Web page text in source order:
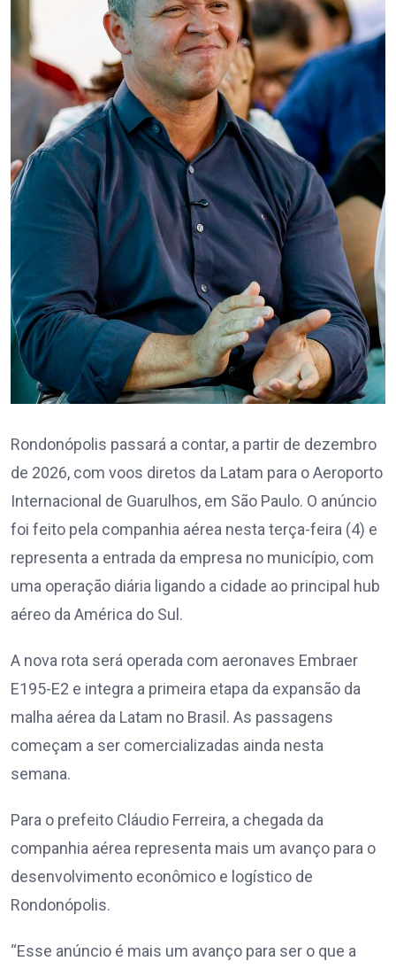
Rondonópolis passará a contar, a partir de dezembro
de 2026, com voos diretos da Latam para o Aeroporto
Internacional de Guarulhos, em São Paulo. O anúncio
foi feito pela companhia aérea nesta terça-feira (4) e
representa a entrada da empresa no município, com
uma operação diária ligando a cidade ao principal hub
aéreo da América do Sul.
A nova rota será operada com aeronaves Embraer
E195-E2 e integra a primeira etapa da expansão da
malha aérea da Latam no Brasil. As passagens
começam a ser comercializadas ainda nesta
semana.
Para o prefeito Cláudio Ferreira, a chegada da
companhia aérea representa mais um avanço para o
desenvolvimento econômico e logístico de
Rondonópolis.
“Esse anúncio é mais um avanço para ser o que a